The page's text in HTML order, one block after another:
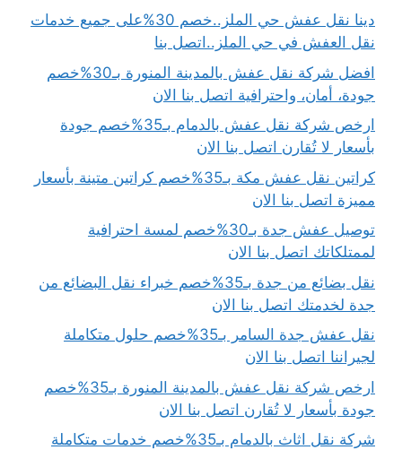
دينا نقل عفش حي الملز..خصم 30%على جميع خدمات
نقل العفش في حي الملز..اتصل بنا
افضل شركة نقل عفش بالمدينة المنورة بـ30%خصم
جودة، أمان، واحترافية اتصل بنا الان
ارخص شركة نقل عفش بالدمام بـ35%خصم جودة
بأسعار لا تُقارن اتصل بنا الان
كراتين نقل عفش مكة بـ35%خصم كراتين متينة بأسعار
مميزة اتصل بنا الان
توصيل عفش جدة بـ30%خصم لمسة احترافية
لممتلكاتك اتصل بنا الان
نقل بضائع من جدة بـ35%خصم خبراء نقل البضائع من
جدة لخدمتك اتصل بنا الان
نقل عفش جدة السامر بـ35%خصم حلول متكاملة
لجيراننا اتصل بنا الان
ارخص شركة نقل عفش بالمدينة المنورة بـ35%خصم
جودة بأسعار لا تُقارن اتصل بنا الان
شركة نقل اثاث بالدمام بـ35%خصم خدمات متكاملة